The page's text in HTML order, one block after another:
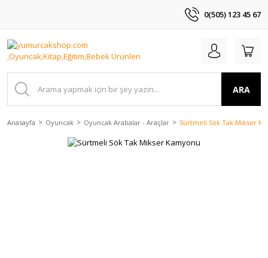
0(505) 123 45 67
ARA
Anasayfa Oyuncak Oyuncak Arabalar - Araçlar Sürtmeli Sök Tak Mikser